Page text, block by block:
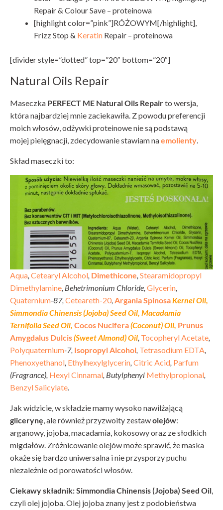
Repair & Colour Save – proteinowa
[highlight color=”pink”]RÓŻOWYM[/highlight],
Frizz Stop & Keratin Repair – proteinowa
[divider style=”dotted” top=”20″ bottom=”20″]
Natural Oils Repair
Maseczka PERFECT ME Natural Oils Repairto wersja,
która najbardziej mnie zaciekawiła. Z powodu preferencji
moich włosów, odżywki proteinowe nie są podstawą
mojej pielęgnacji, zdecydowanie stawiam naemolienty.
Skład maseczki to:
Aqua, Cetearyl Alcohol, Dimethicone, Stearamidopropyl
Dimethylamine, Behetrimonium Chloride, Glycerin,
Quaternium-87, Ceteareth-20, Argania SpinosaKernel Oil,
Simmondia Chinensis (Jojoba) Seed Oil, Macadamia
Ternifolia Seed Oil, Cocos Nucifera(Coconut) Oil, Prunus
Amygdalus Dulcis(Sweet Almond) Oil, Tocopheryl Acetate,
Polyquaternium-7, Isopropyl Alcohol, Tetrasodium EDTA,
Phenoxyethanol, Ethylhexylglycerin, Citric Acid, Parfum
(Fragrance), Hexyl Cinnamal, Butylphenyl Methylpropional,
Benzyl Salicylate.
Jak widzicie, w składzie mamy wysoko nawilżającą
glicerynę, ale również przyzwoity zestawolejów:
arganowy, jojoba, macadamia, kokosowy oraz ze słodkich
migdałów. Zróżnicowanie olejów może sprawić, że maska
okaże się bardzo uniwersalna i nie przysporzy puchu
niezależnie od porowatości włosów.
Ciekawy składnik: Simmondia Chinensis (Jojoba) Seed Oil,
czyli olej jojoba. Olej jojoba znany jest z podobieństwa